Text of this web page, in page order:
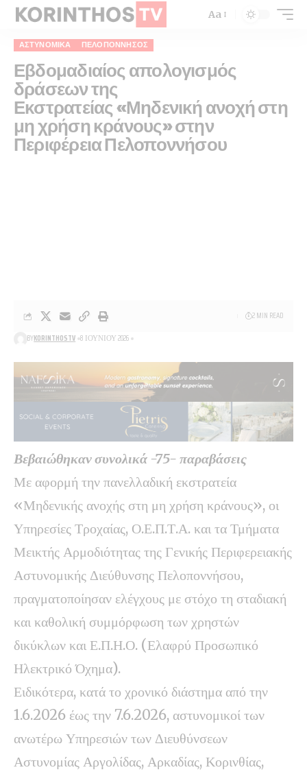
Aa
ΑΣΤΥΝΟΜΙΚΆ ΠΕΛΟΠΌΝΝΗΣΟΣ
Εβδομαδιαίος απολογισμός
δράσεων της
Εκστρατείας «Μηδενική ανοχή στη
μη χρήση κράνους» στην
Περιφέρεια Πελοποννήσου
BYKORINTHOSTV 8 ΙΟΥΝΊΟΥ 2026
2 MIN READ
Βεβαιώθηκαν συνολικά -75- παραβάσεις
Με αφορμή την πανελλαδική εκστρατεία
«Μηδενικής ανοχής στη μη χρήση κράνους», οι
Υπηρεσίες Τροχαίας, Ο.Ε.Π.Τ.Α. και τα Τμήματα
Μεικτής Αρμοδιότητας της Γενικής Περιφερειακής
Αστυνομικής Διεύθυνσης Πελοποννήσου,
πραγματοποίησαν ελέγχους με στόχο τη σταδιακή
και καθολική συμμόρφωση των χρηστών
δικύκλων και Ε.Π.Η.Ο. (Ελαφρύ Προσωπικό
Ηλεκτρικό Όχημα).
Ειδικότερα, κατά το χρονικό διάστημα από την
1.6.2026 έως την 7.6.2026, αστυνομικοί των
ανωτέρω Υπηρεσιών των Διευθύνσεων
Αστυνομίας Αργολίδας, Αρκαδίας, Κορινθίας,